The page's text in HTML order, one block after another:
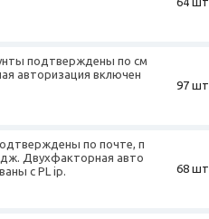
подтверждены по см
авторизация включен
97
по почте, п
Двухфакторная авто
с PL ip.
68